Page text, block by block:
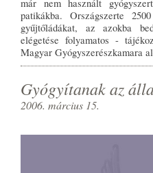
már nem használt
patikákba. Országszerte
gyűjtőládákat, az azokba
elégetése folyamatos -
Magyar Gyógyszerészkamara
Gyógyítanak az
2006. március 15.